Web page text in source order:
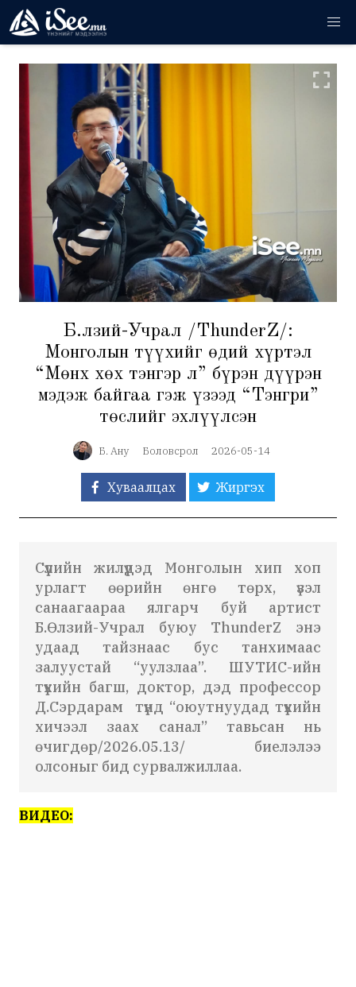
Б.Өлзий-Учрал /ThunderZ/:
Монголын түүхийг өдий хүртэл
“Мөнх хөх тэнгэр л” бүрэн дүүрэн
мэдэж байгаа гэж үзээд “Тэнгри”
төслийг эхлүүлсэн
Б. Ану Боловсрол 2026-05-14
Хуваалцах Жиргэх
Сүүлийн жилүүдэд Монголын хип хоп
урлагт өөрийн өнгө төрх, үзэл
санаагаараа ялгарч буй артист
Б.Өлзий-Учрал буюу ThunderZ энэ
удаад тайзнаас бус танхимаас
залуустай “уулзлаа”. ШУТИС-ийн
түүхийн багш, доктор, дэд профессор
Д.Сэрдарам түүнд “оюутнуудад түүхийн
хичээл заах санал” тавьсан нь
өчигдөр/2026.05.13/ биелэлээ
олсоныг бид сурвалжиллаа.
ВИДЕО: